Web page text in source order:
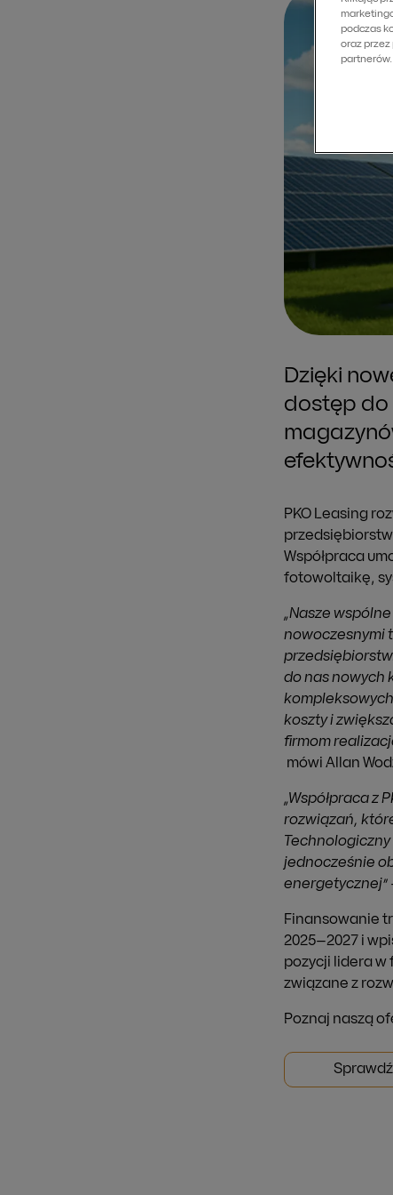
Dzięki
dostęp do
PKO Leasing
przedsiębiorstw
Współpraca
fotowoltaikę,
„Nasze
nowoczesnymi
do nas nowych
koszty i
firmom
mówi Allan
„Współpraca z
rozwiązań,
jednocześnie
energetycznej”
Finansowanie
2025–2027 i
pozycji lidera w
związane z
Poznaj naszą
Sprawdź
podczas
oraz przez